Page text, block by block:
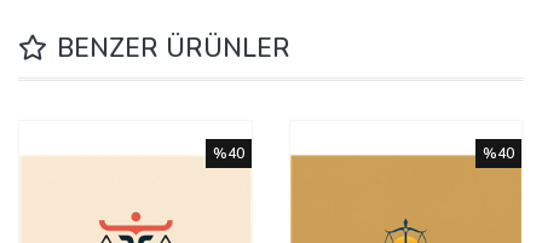
BENZER ÜRÜNLER
%40 %40